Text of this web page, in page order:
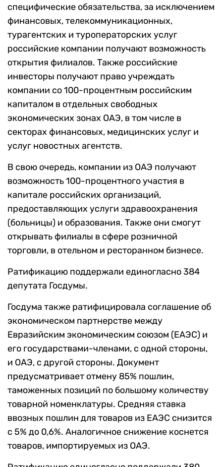
специфические обязательства, за исключением
финансовых, телекоммуникационных,
турагентских и туроператорских услуг
российские компании получают возможность
открытия филиалов. Также российские
инвесторы получают право учреждать
компании со 100-процентным российским
капиталом в отдельных свободных
экономических зонах ОАЭ, в том числе в
секторах финансовых, медицинских услуг и
услуг новостных агентств.
В свою очередь, компании из ОАЭ получают
возможность 100-процентного участия в
капитале российских организаций,
предоставляющих услуги здравоохранения
(больницы) и образования. Также они смогут
открывать филиалы в сфере розничной
торговли, в отельном и ресторанном бизнесе.
Ратификацию поддержали единогласно 384
депутата Госдумы.
Госдума также ратифицировала соглашение об
экономическом партнерстве между
Евразийским экономическим союзом (ЕАЭС) и
его государствами-членами, с одной стороны,
и ОАЭ, с другой стороны. Документ
предусматривает отмену 85% пошлин,
таможенных позиций по большому количеству
товарной номенклатуры. Средняя ставка
ввозных пошлин для товаров из ЕАЭС снизится
с 5% до 0,6%. Аналогичное снижение коснется
товаров, импортируемых из ОАЭ.